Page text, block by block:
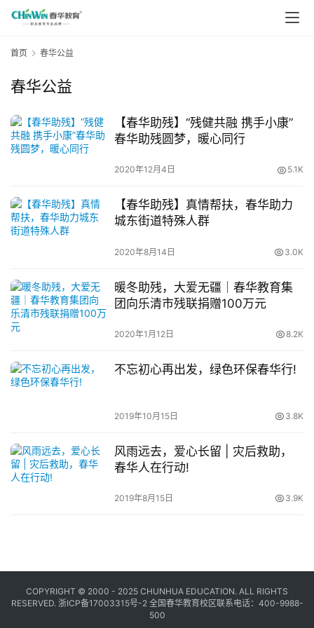
首页 春华公益
春华公益
【春华助残】“残健共融 携手小康”
春华助残圆梦，暖心同行
2020年12月4日 5.1K
【春华助残】真情帮扶，春华助力
城东街道特殊人群
2020年8月14日 3.0K
暖冬助残，大爱无疆｜春华教育集
团向乐清市残联捐赠100万元
2020年1月12日 8.2K
不忘初心再出发，绿色环保春华行!
2019年10月15日 3.8K
风雨远去，爱心长留 | 灾后救助，
春华人在行动!
2019年8月15日 3.9K
COPYRIGHT © 2000 - 2025 CHUNHUA EDUCATION. ALL RIGHTS
RESERVED. 浙ICP备17003315号-2全国春华教育校区联系电话：400-9988-
500